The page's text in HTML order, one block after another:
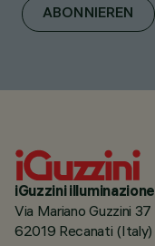
ABONNIEREN
iGuzzini
Via Mariano Guzzini 37
62019 Recanati (Italy)